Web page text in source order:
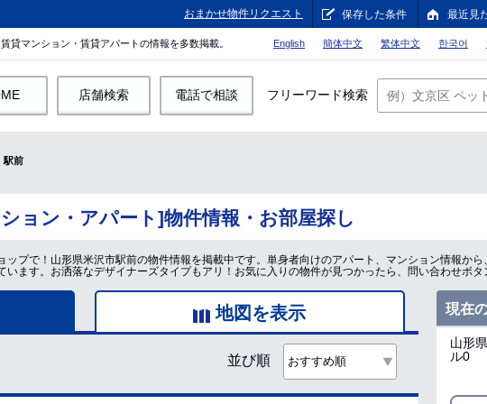
おまかせ物件リクエスト 保存した条件 最近見
貸マンション・賃貸アパートの情報を多数掲載。 English 簡体中文 繁体中文 한국어
店舗検索 電話で相談 フリーワード検索
駅前
ョン・アパート]物件情報・お部屋探し
プで！山形県米沢市駅前の物件情報を掲載中です。単身者向けのアパート、マンション情報から
ます。お洒落なデザイナーズタイプもアリ！お気に入りの物件が見つかったら、問い合わせボタ
地図を表示
並び順
現在
山形
ル0